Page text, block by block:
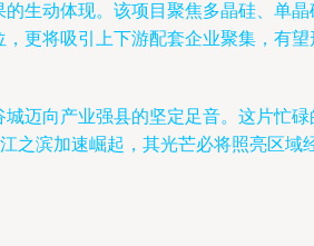
生动体现。该项目聚焦多晶硅、单
更将吸引上下游配套企业聚集，有
迈向产业强县的坚定足音。这片忙
之滨加速崛起，其光芒必将照亮区域